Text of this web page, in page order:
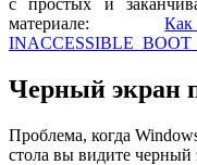
с простых и
материале:
Черный экран
Проблема, когда
стола вы видите черный